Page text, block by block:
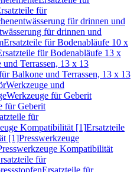
für
für drinnen und
für drinnen und
Ersatzteile für Bodenabläufe 10 x
für Bodenabläufe 13 x
Terrassen, 13 x 13
Balkone und Terrassen, 13 x 13
Werkzeuge und
Werkzeuge für Geberit
für Geberit
für
Kompatibilität [1]Ersatzteile
[1]Presswerkzeuge
Kompatibilität
für
Ersatzteile für